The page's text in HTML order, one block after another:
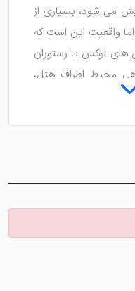
می شود، بسیاری از
اما واقعیت این است که
های لوکس یا رستوران
محیط اطراف هتل،
حضور در دل طبیعت،
که در بافت شهری
فضای سبزی گسترده و
ساخته شده است. این
اختصاصی مارینا و
آنکه یک هتل معمولی